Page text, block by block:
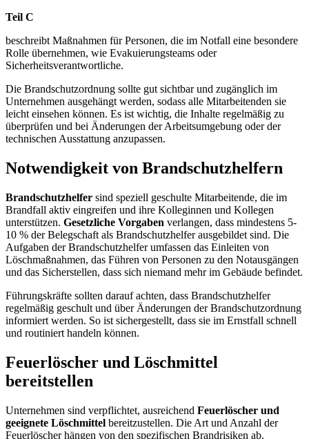
Teil C
beschreibt Maßnahmen für Personen, die im Notfall eine besondere
Rolle übernehmen, wie Evakuierungsteams oder
Sicherheitsverantwortliche.
Die Brandschutzordnung sollte gut sichtbar und zugänglich im
Unternehmen ausgehängt werden, sodass alle Mitarbeitenden sie
leicht einsehen können. Es ist wichtig, die Inhalte regelmäßig zu
überprüfen und bei Änderungen der Arbeitsumgebung oder der
technischen Ausstattung anzupassen.
Notwendigkeit von Brandschutzhelfern
Brandschutzhelfer sind speziell geschulte Mitarbeitende, die im
Brandfall aktiv eingreifen und ihre Kolleginnen und Kollegen
unterstützen. Gesetzliche Vorgaben verlangen, dass mindestens 5-
10 % der Belegschaft als Brandschutzhelfer ausgebildet sind. Die
Aufgaben der Brandschutzhelfer umfassen das Einleiten von
Löschmaßnahmen, das Führen von Personen zu den Notausgängen
und das Sicherstellen, dass sich niemand mehr im Gebäude befindet.
Führungskräfte sollten darauf achten, dass Brandschutzhelfer
regelmäßig geschult und über Änderungen der Brandschutzordnung
informiert werden. So ist sichergestellt, dass sie im Ernstfall schnell
und routiniert handeln können.
Feuerlöscher und Löschmittel
bereitstellen
Unternehmen sind verpflichtet, ausreichend Feuerlöscher und
geeignete Löschmittel bereitzustellen. Die Art und Anzahl der
Feuerlöscher hängen von den spezifischen Brandrisiken ab.